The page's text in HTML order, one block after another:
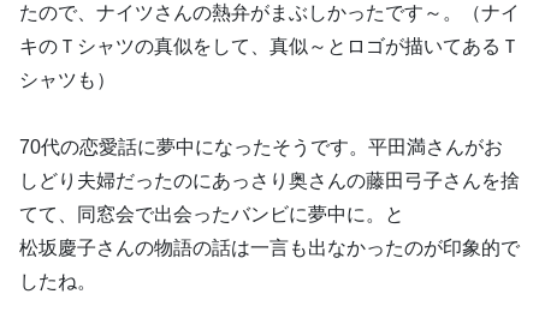
たので、ナイツさんの熱弁がまぶしかったです～。（ナイ
キのＴシャツの真似をして、真似～とロゴが描いてあるＴ
シャツも）
70代の恋愛話に夢中になったそうです。平田満さんがお
しどり夫婦だったのにあっさり奥さんの藤田弓子さんを捨
てて、同窓会で出会ったバンビに夢中に。と
松坂慶子さんの物語の話は一言も出なかったのが印象的で
したね。